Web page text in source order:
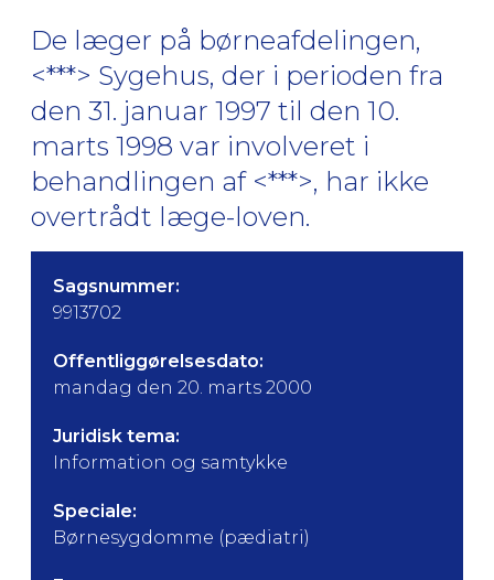
De læger på børneafdelingen,
<***> Sygehus, der i perioden fra
den 31. januar 1997 til den 10.
marts 1998 var involveret i
behandlingen af <***>, har ikke
overtrådt læge-loven.
Sagsnummer:
9913702
Offentliggørelsesdato:
mandag den 20. marts 2000
Juridisk tema:
Information og samtykke
Speciale:
Børnesygdomme (pædiatri)